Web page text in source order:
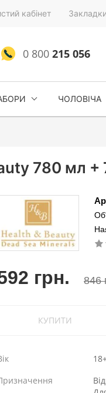
кабінет
0 800215 056
ЧОЛОВІЧА
780 мл +
грн. 846
КУПИТИ